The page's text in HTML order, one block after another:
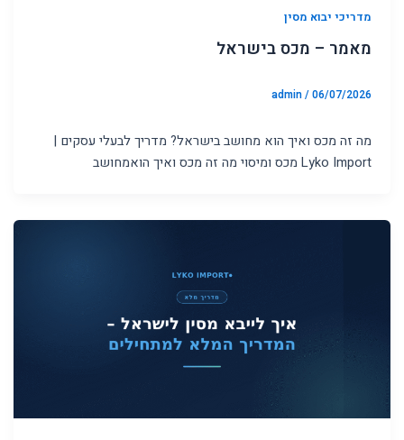
מדריכי יבוא מסין
מאמר – מכס בישראל
admin/06/07/2026
מה זה מכס ואיך הוא מחושב בישראל? מדריך לבעלי עסקים |
Lyko Import מכס ומיסוי מה זה מכס ואיך הואמחושב